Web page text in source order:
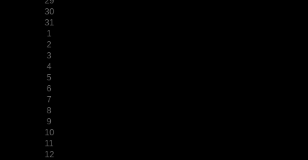
30
31
1
2
3
4
5
6
7
8
9
10
11
12